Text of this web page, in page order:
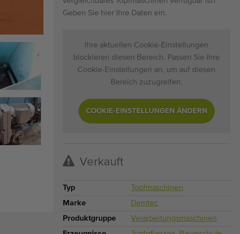
Geben Sie hier Ihre Daten ein.
Ihre aktuellen Cookie-Einstellungen
blockieren diesen Bereich. Passen Sie Ihre
Cookie-Einstellungen an, um auf diesen
Bereich zuzugreifen.
COOKIE-EINSTELLUNGEN ÄNDERN
Verkauft
Typ
Topfmaschinen
Marke
Demtec
Produktgruppe
Verarbeitungsmaschinen